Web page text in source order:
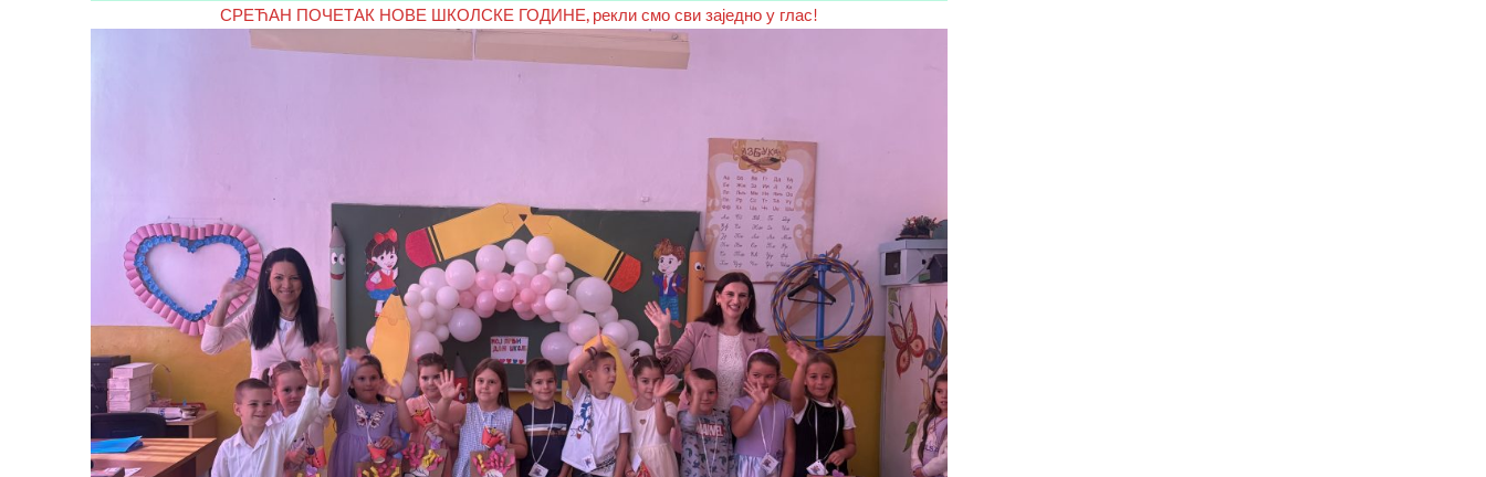
СРЕЋАН ПОЧЕТАК НОВЕ ШКОЛСКЕ ГОДИНЕ, рекли смо сви заједно у глас!